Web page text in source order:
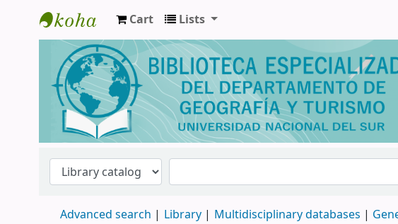
Biblioteca de Geografía y Turismo
Cart Lists
Advanced search Library Multidisciplinary databases |